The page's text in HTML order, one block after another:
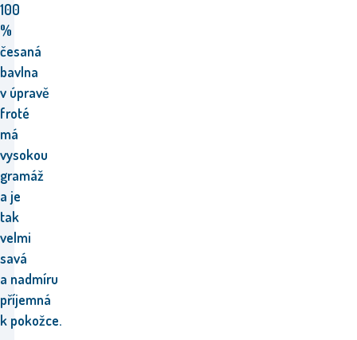
100
%
česaná
bavlna
v úpravě
froté
má
vysokou
gramáž
a je
tak
velmi
savá
a nadmíru
příjemná
k pokožce.